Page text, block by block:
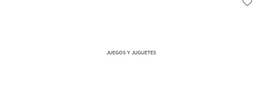
JUEGOS Y JUGUETES